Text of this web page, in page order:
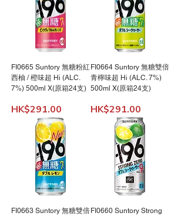
FI0665 Suntory 無糖粉紅
西柚 / 橙味超 Hi (ALC.
7%) 500ml X(原箱24支)
價格
HK$291.00
FI0664 Suntory 無糖雙倍
青檸味超 Hi (ALC. 7%)
500ml X(原箱24支)
價格
HK$291.00
FI0663 Suntory 無糖雙倍FI0660 Suntory Strong